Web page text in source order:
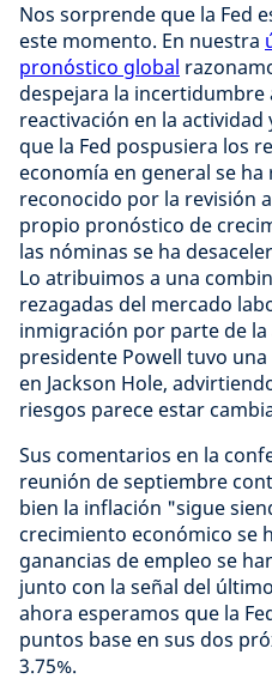
Nos sorprende que la Fed
este momento. En nuestra
pronóstico global
despejara la incertidumbre
reactivación en la
que la Fed pospusiera los
economía en general se
reconocido por la revisión
propio pronóstico de
las nóminas se ha
Lo atribuimos a una
rezagadas del mercado
inmigración por parte de
presidente Powell tuvo
en Jackson Hole,
riesgos parece estar
Sus comentarios en la
reunión de septiembre
bien la inflación "sigue
crecimiento económico se
ganancias de empleo se
junto con la señal del último
ahora esperamos que la
puntos base en sus dos
3.75%.